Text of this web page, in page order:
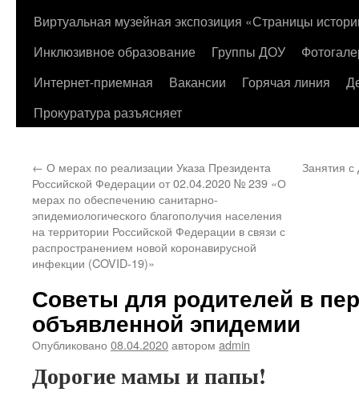
содержимому
Виртуальная музейная экспозиция «Страницы
Инклюзивное образование
Группы ДОУ
Интернет-приемная
Вакансии Горячая линия
Прокуратура разъясняет
← О мерах по реализации Указа Президента
Российской Федерации от 02.04.2020 № 239 «О
мерах по обеспечению санитарно-
эпидемиологического благополучия населения
на территории Российской Федерации в связи с
распространением новой коронавирусной
инфекции (COVID-19)»
Занятия
Советы для родителей в
объявленной эпидемии
Опубликовано 08.04.2020автором admin
Дорогие мамы и папы!